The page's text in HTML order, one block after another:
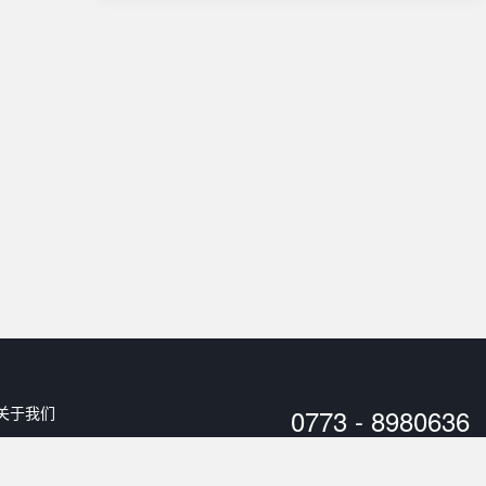
于我们 0773 - 8980636